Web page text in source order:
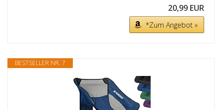
20,99 EUR
*Zum Angebot »
BESTSELLER NR. 7